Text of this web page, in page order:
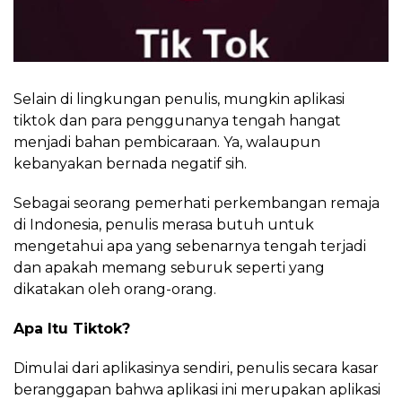
Selain di lingkungan penulis, mungkin aplikasi
tiktok dan para penggunanya tengah hangat
menjadi bahan pembicaraan. Ya, walaupun
kebanyakan bernada negatif sih.
Sebagai seorang pemerhati perkembangan remaja
di Indonesia, penulis merasa butuh untuk
mengetahui apa yang sebenarnya tengah terjadi
dan apakah memang seburuk seperti yang
dikatakan oleh orang-orang.
Apa Itu Tiktok?
Dimulai dari aplikasinya sendiri, penulis secara kasar
beranggapan bahwa aplikasi ini merupakan aplikasi